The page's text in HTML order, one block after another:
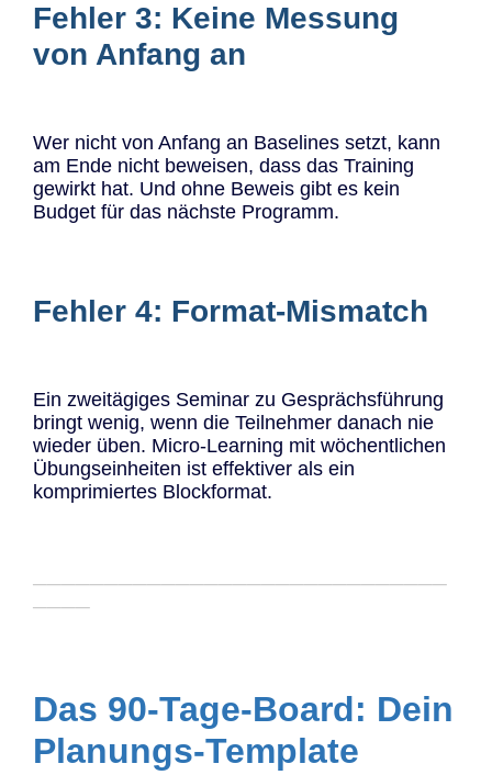
Fehler 3: Keine Messung
von Anfang an
Wer nicht von Anfang an Baselines setzt, kann
am Ende nicht beweisen, dass das Training
gewirkt hat. Und ohne Beweis gibt es kein
Budget für das nächste Programm.
Fehler 4: Format-Mismatch
Ein zweitägiges Seminar zu Gesprächsführung
bringt wenig, wenn die Teilnehmer danach nie
wieder üben. Micro-Learning mit wöchentlichen
Übungseinheiten ist effektiver als ein
komprimiertes Blockformat.
─────────────────────────────
────
Das 90-Tage-Board: Dein
Planungs-Template